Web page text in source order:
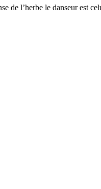
de l’herbe le danseur est